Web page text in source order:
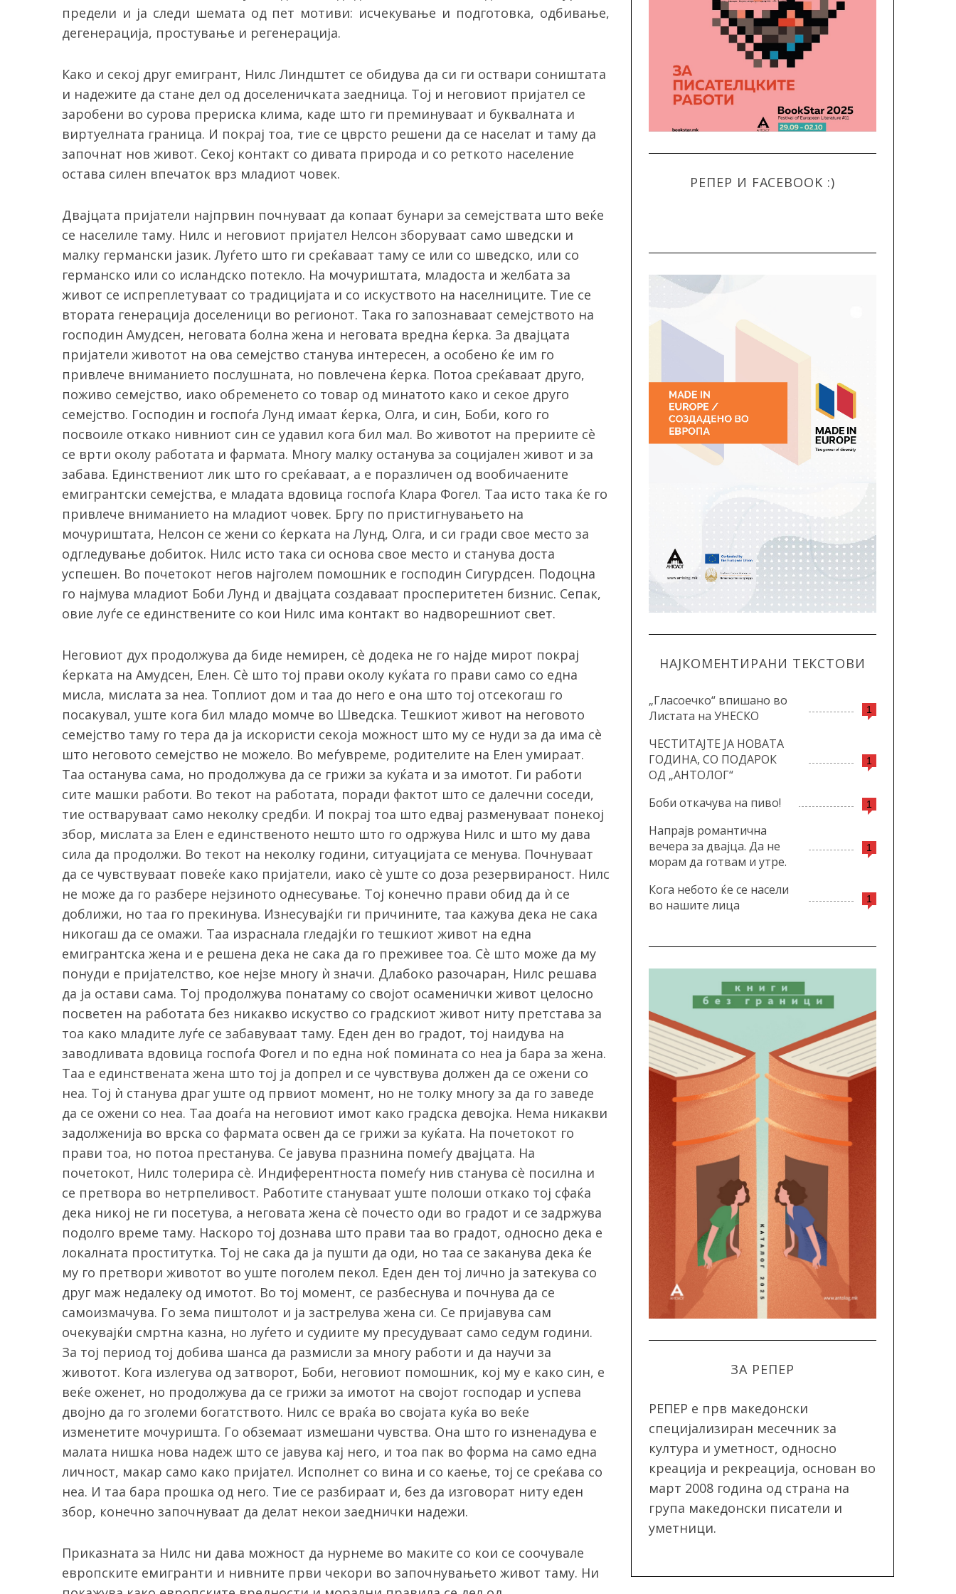
предели и ја следи шемата од пет мотиви: исчекување и подготовка, одбивање,
дегенерација, простување и регенерација.
Како и секој друг емигрант, Нилс Линдштет се обидува да си ги оствари соништата
и надежите да стане дел од доселеничката заедница. Тој и неговиот пријател се
заробени во сурова прериска клима, каде што ги преминуваат и буквалната и
виртуелната граница. И покрај тоа, тие се цврсто решени да се населат и таму да
започнат нов живот. Секој контакт со дивата природа и со реткото население
остава силен впечаток врз младиот човек.
Двајцата пријатели најпрвин почнуваат да копаат бунари за семејствата што веќе
се населиле таму. Нилс и неговиот пријател Нелсон зборуваат само шведски и
малку германски јазик. Луѓето што ги среќаваат таму се или со шведско, или со
германско или со исландско потекло. На мочуриштата, младоста и желбата за
живот се испреплетуваат со традицијата и со искуството на населниците. Тие се
втората генерација доселеници во регионот. Така го запознаваат семејството на
господин Амудсен, неговата болна жена и неговата вредна ќерка. За двајцата
пријатели животот на ова семејство станува интересен, а особено ќе им го
привлече вниманието послушната, но повлечена ќерка. Потоа среќаваат друго,
поживо семејство, иако обременето со товар од минатото како и секое друго
семејство. Господин и госпоѓа Лунд имаат ќерка, Олга, и син, Боби, кого го
посвоиле откако нивниот син се удавил кога бил мал. Во животот на прериите сè
се врти околу работата и фармата. Многу малку останува за социјален живот и за
забава. Единствениот лик што го среќаваат, а е поразличен од вообичаените
емигрантски семејства, е младата вдовица госпоѓа Клара Фогел. Таа исто така ќе го
привлече вниманието на младиот човек. Бргу по пристигнувањето на
мочуриштата, Нелсон се жени со ќерката на Лунд, Олга, и си гради свое место за
одгледување добиток. Нилс исто така си основа свое место и станува доста
успешен. Во почетокот негов најголем помошник е господин Сигурдсен. Подоцна
го најмува младиот Боби Лунд и двајцата создаваат просперитетен бизнис. Сепак,
овие луѓе се единствените со кои Нилс има контакт во надворешниот свет.
Неговиот дух продолжува да биде немирен, сè додека не го најде мирот покрај
ќерката на Амудсен, Елен. Сè што тој прави околу куќата го прави само со една
мисла, мислата за неа. Топлиот дом и таа до него е она што тој отсекогаш го
посакувал, уште кога бил младо момче во Шведска. Тешкиот живот на неговото
семејство таму го тера да ја искористи секоја можност што му се нуди за да има сè
што неговото семејство не можело. Во меѓувреме, родителите на Елен умираат.
Таа останува сама, но продолжува да се грижи за куќата и за имотот. Ги работи
сите машки работи. Во текот на работата, поради фактот што се далечни соседи,
тие остваруваат само неколку средби. И покрај тоа што едвај разменуваат понекој
збор, мислата за Елен е единственото нешто што го одржува Нилс и што му дава
сила да продолжи. Во текот на неколку години, ситуацијата се менува. Почнуваат
да се чувствуваат повеќе како пријатели, иако сè уште со доза резервираност. Нилс
не може да го разбере нејзиното однесување. Тој конечно прави обид да ѝ се
доближи, но таа го прекинува. Изнесувајќи ги причините, таа кажува дека не сака
никогаш да се омажи. Таа израснала гледајќи го тешкиот живот на една
емигрантска жена и е решена дека не сака да го преживее тоа. Сè што може да му
понуди е пријателство, кое нејзе многу ѝ значи. Длабоко разочаран, Нилс решава
да ја остави сама. Тој продолжува понатаму со својот осаменички живот целосно
посветен на работата без никакво искуство со градскиот живот ниту претстава за
тоа како младите луѓе се забавуваат таму. Еден ден во градот, тој наидува на
заводливата вдовица госпоѓа Фогел и по една ноќ помината со неа ја бара за жена.
Таа е единствената жена што тој ја допрел и се чувствува должен да се ожени со
неа. Тој ѝ станува драг уште од првиот момент, но не толку многу за да го заведе
да се ожени со неа. Таа доаѓа на неговиот имот како градска девојка. Нема никакви
задолженија во врска со фармата освен да се грижи за куќата. На почетокот го
прави тоа, но потоа престанува. Се јавува празнина помеѓу двајцата. На
почетокот, Нилс толерира сè. Индиферентноста помеѓу нив станува сè посилна и
се претвора во нетрпеливост. Работите стануваат уште полоши откако тој сфаќа
дека никој не ги посетува, а неговата жена сè почесто оди во градот и се задржува
подолго време таму. Наскоро тој дознава што прави таа во градот, односно дека е
локалната проститутка. Тој не сака да ја пушти да оди, но таа се заканува дека ќе
му го претвори животот во уште поголем пекол. Еден ден тој лично ја затекува со
друг маж недалеку од имотот. Во тој момент, се разбеснува и почнува да се
самоизмачува. Го зема пиштолот и ја застрелува жена си. Се пријавува сам
очекувајќи смртна казна, но луѓето и судиите му пресудуваат само седум години.
За тој период тој добива шанса да размисли за многу работи и да научи за
животот. Кога излегува од затворот, Боби, неговиот помошник, кој му е како син, е
веќе оженет, но продолжува да се грижи за имотот на својот господар и успева
двојно да го зголеми богатството. Нилс се враќа во својата куќа во веќе
изменетите мочуришта. Го обземаат измешани чувства. Она што го изненадува е
малата нишка нова надеж што се јавува кај него, и тоа пак во форма на само една
личност, макар само како пријател. Исполнет со вина и со каење, тој се среќава со
неа. И таа бара прошка од него. Тие се разбираат и, без да изговорат ниту еден
збор, конечно започнуваат да делат некои заеднички надежи.
Приказната за Нилс ни дава можност да нурнеме во маките со кои се соочувале
европските емигранти и нивните први чекори во започнувањето живот таму. Ни
РЕПЕР И FACEBOOK :)
НАЈКОМЕНТИРАНИ ТЕКСТОВИ
1
„Гласоечко“ впишано во
Листата на УНЕСКО
1
ЧЕСТИТАЈТЕ ЈА НОВАТА
ГОДИНА, СО ПОДАРОК
ОД „АНТОЛОГ“
1
Боби откачува на пиво!
1
Напрајв романтична
вечера за двајца. Да не
морам да готвам и утре.
1
Кога небото ќе се насели
во нашите лица
ЗА РЕПЕР
РЕПЕР e прв македонски
специјализиран месечник за
култура и уметност, односно
креација и рекреација, oснован во
март 2008 година од страна на
група македонски писатели и
уметници.
S
e
a
r
c
h
o
r
: